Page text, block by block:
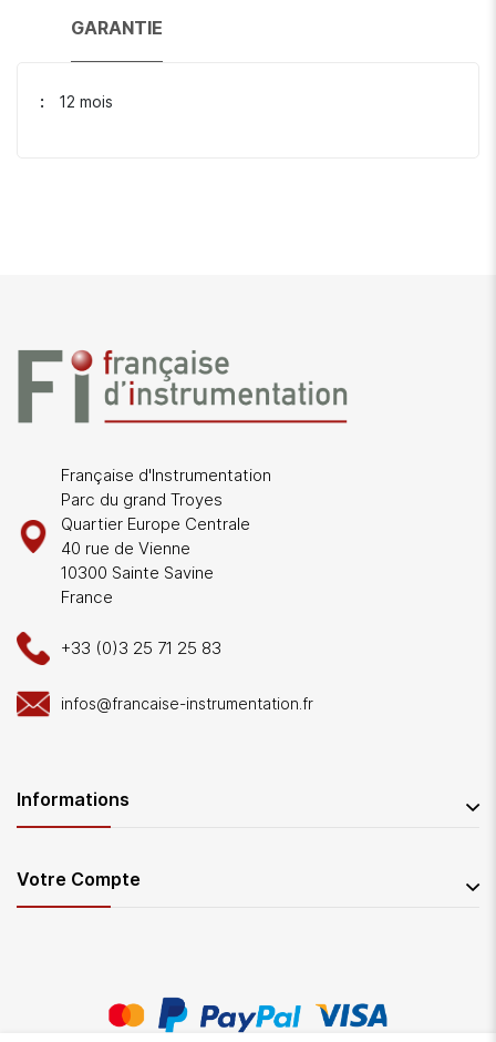
GARANTIE
12 mois
Française d'Instrumentation
Parc du grand Troyes
Quartier Europe Centrale
40 rue de Vienne
10300 Sainte Savine
France
+33 (0)3 25 71 25 83
infos@francaise-instrumentation.fr
Informations
Votre Compte